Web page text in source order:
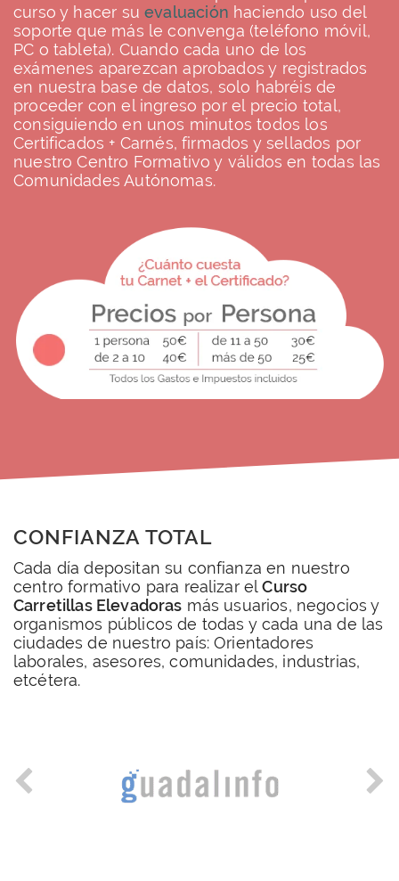
curso y hacer suevaluación haciendo uso del
soporte que más le convenga (teléfono móvil,
PC o tableta). Cuando cada uno de los
exámenes aparezcan aprobados y registrados
en nuestra base de datos, solo habréis de
proceder con el ingreso por el precio total,
consiguiendo en unos minutos todos los
Certificados + Carnés, firmados y sellados por
nuestro Centro Formativo y válidos en todas las
Comunidades Autónomas.
CONFIANZA TOTAL
Cada día depositan su confianza en nuestro
centro formativo para realizar elCurso
Carretillas Elevadoras más usuarios, negocios y
organismos públicos de todas y cada una de las
ciudades de nuestro país: Orientadores
laborales, asesores, comunidades, industrias,
etcétera.